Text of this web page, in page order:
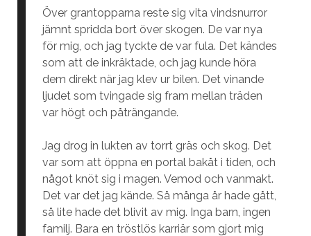
Över grantopparna reste sig vita vindsnurror
jämnt spridda bort över skogen. De var nya
för mig, och jag tyckte de var fula. Det kändes
som att de inkräktade, och jag kunde höra
dem direkt när jag klev ur bilen. Det vinande
ljudet som tvingade sig fram mellan träden
var högt och påträngande.
Jag drog in lukten av torrt gräs och skog. Det
var som att öppna en portal bakåt i tiden, och
något knöt sig i magen. Vemod och vanmakt.
Det var det jag kände. Så många år hade gått,
så lite hade det blivit av mig. Inga barn, ingen
familj. Bara en tröstlös karriär som gjort mig